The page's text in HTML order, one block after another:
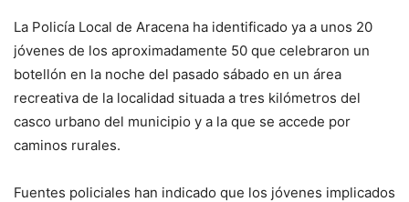
La Policía Local de Aracena ha identificado ya a unos 20
jóvenes de los aproximadamente 50 que celebraron un
botellón en la noche del pasado sábado en un área
recreativa de la localidad situada a tres kilómetros del
casco urbano del municipio y a la que se accede por
caminos rurales.
Fuentes policiales han indicado que los jóvenes implicados